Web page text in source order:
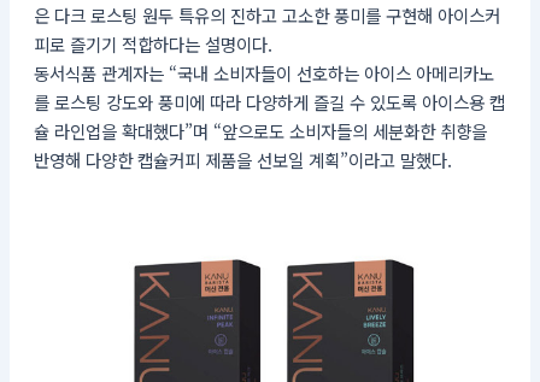
은 다크 로스팅 원두 특유의 진하고 고소한 풍미를 구현해 아이스커
피로 즐기기 적합하다는 설명이다.
동서식품 관계자는 “국내 소비자들이 선호하는 아이스 아메리카노
를 로스팅 강도와 풍미에 따라 다양하게 즐길 수 있도록 아이스용 캡
슐 라인업을 확대했다”며 “앞으로도 소비자들의 세분화한 취향을
반영해 다양한 캡슐커피 제품을 선보일 계획”이라고 말했다.